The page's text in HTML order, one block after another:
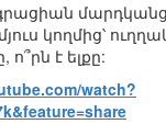
կողմից՝
ո՞րն է ելքը:
watch?